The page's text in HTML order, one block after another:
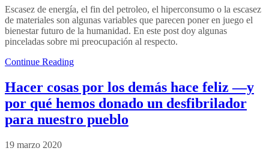
Escasez de energía, el fin del petroleo, el hiperconsumo o la escasez
de materiales son algunas variables que parecen poner en juego el
bienestar futuro de la humanidad. En este post doy algunas
pinceladas sobre mi preocupación al respecto.
Continue Reading
Hacer cosas por los demás hace feliz —y
por qué hemos donado un desfibrilador
para nuestro pueblo
19 marzo 2020